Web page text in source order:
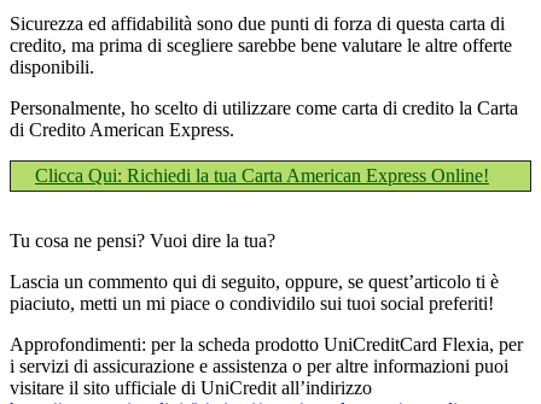
Sicurezza ed affidabilità sono due punti di forza di questa carta di
credito, ma prima di scegliere sarebbe bene valutare le altre offerte
disponibili.
Personalmente, ho scelto di utilizzare come carta di credito la Carta
di Credito American Express.
Clicca Qui: Richiedi la tua Carta American Express Online!
Tu cosa ne pensi? Vuoi dire la tua?
Lascia un commento qui di seguito, oppure, se quest’articolo ti è
piaciuto, metti un mi piace o condividilo sui tuoi social preferiti!
Approfondimenti: per la scheda prodotto UniCreditCard Flexia, per
i servizi di assicurazione e assistenza o per altre informazioni puoi
visitare il sito ufficiale di UniCredit all’indirizzo